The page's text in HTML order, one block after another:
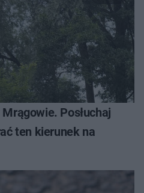
Posłuchaj
ten kierunek na